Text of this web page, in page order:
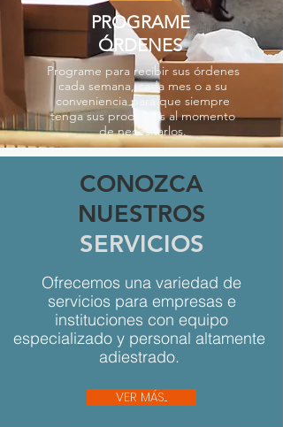
PROGRAME
ÓRDENES
Programe para recibir sus órdenes
cada semana, cada mes o a su
conveniencia para que siempre
tenga sus productos al momento
de necesitarlos.
CONOZCA
NUESTROS
SERVICIOS
Ofrecemos una variedad de
servicios para empresas e
instituciones con equipo
especializado y personal altamente
adiestrado.
VER MÁS...